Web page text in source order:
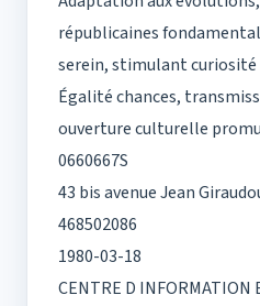
républicaines
serein, stimulant
Égalité chances,
ouverture culturelle
0660667S
43 bis avenue Jean
468502086
1980-03-18
CENTRE D INFORMATION